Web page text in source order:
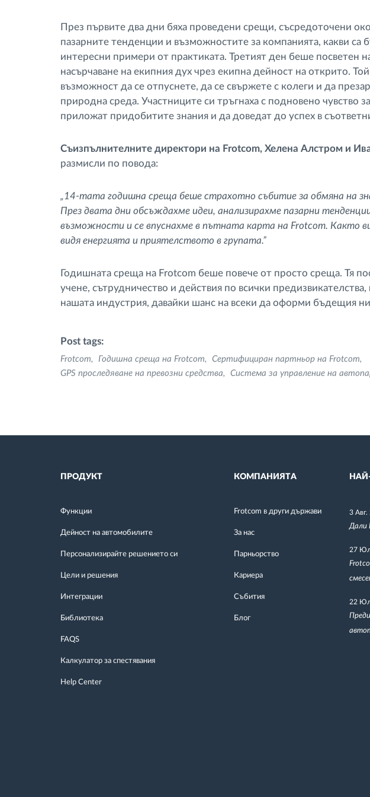
През първите два дни бяха проведени срещи, съсредоточени
пазарните тенденции и възможностите за компанията, какви са
интересни примери от практиката. Третият ден беше посветен
насърчаване на екипния дух чрез екипна дейност на открито.
възможност да се отпуснете, да се свържете с колеги и да
природна среда. Участниците си тръгнаха с подновено чувство
приложат придобитите знания и да доведат до успех в
Съизпълнителните директори на Frotcom, Хелена Алстром и
размисли по повода:
„14-тата годишна среща беше страхотно събитие за обмяна на
През двата дни обсъждахме идеи, анализирахме пазарни
възможности и се впуснахме в пътната карта на Frotcom. Както
видя енергията и приятелството в групата.”
Годишната среща на Frotcom беше повече от просто среща. Тя
учене, сътрудничество и действия по всички
нашата индустрия, давайки шанс на всеки да оформи бъдещия ни
Post tags:
Frotcom Годишна среща на Frotcom
Сертифициран партньор на Frotcom
GPS проследяване на превозни средства
Система за управление на
ПРОДУКТ
Функции
Дейност на автомобилите
Персонализирайте решението си
Цели и решения
Интеграции
Библиотека
FAQS
Калкулатор за спестявания
Help Center
КОМПАНИЯТА
Frotcom в други държави
За нас
Парньорство
Кариера
Събития
Блог
3 Авг.
Дали
27
22